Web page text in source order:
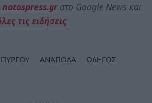
notospress.grστο Google News και
τις ειδήσεις
ΑΝΑΠΟΔΑ
ΟΔΗΓΟΣ